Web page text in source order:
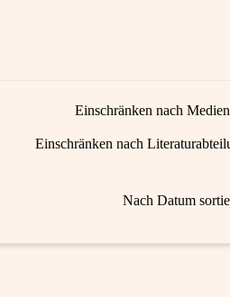
Einschränken nach
Einschränken nach
Nach Datum